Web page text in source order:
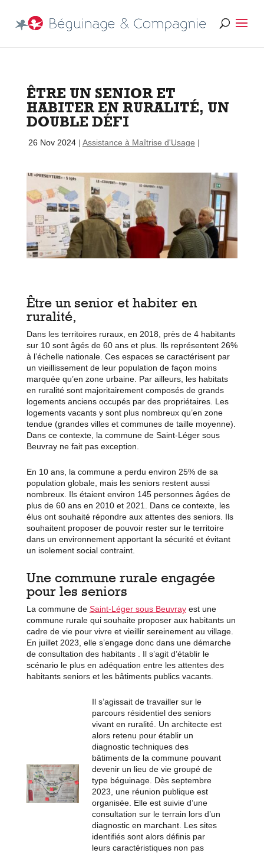
ÊTRE UN SENIOR ET
HABITER EN RURALITÉ, UN
DOUBLE DÉFI
26 Nov 2024| Assistance à Maîtrise d'Usage |
Être un senior et habiter en
ruralité,
Dans les territoires ruraux, en 2018, près de 4 habitants
sur 10 sont âgés de 60 ans et plus. Ils représentent 26%
à l’échelle nationale. Ces espaces se caractérisent par
un vieillissement de leur population de façon moins
marquée qu’en zone urbaine. Par ailleurs, les habitats
en ruralité sont majoritairement composés de grands
logements anciens occupés par des propriétaires. Les
logements vacants y sont plus nombreux qu’en zone
tendue (grandes villes et communes de taille moyenne).
Dans ce contexte, la commune de Saint-Léger sous
Beuvray ne fait pas exception.
En 10 ans, la commune a perdu environ 25% de sa
population globale, mais les seniors restent aussi
nombreux. Ils étaient environ 145 personnes âgées de
plus de 60 ans en 2010 et 2021. Dans ce contexte, les
élus ont souhaité répondre aux attentes des seniors. Ils
souhaitent proposer de pouvoir rester sur le territoire
dans un environnement apportant la sécurité et évitant
un isolement social contraint.
Une commune rurale engagée
pour les seniors
La commune de Saint-Léger sous Beuvrayest une
commune rurale qui souhaite proposer aux habitants un
cadre de vie pour vivre et vieillir sereinement au village.
En juillet 2023, elle s’engage donc dans une démarche
de consultation des habitants . Il s’agit d’établir le
scénario le plus en adéquation entre les attentes des
habitants seniors et les bâtiments publics vacants.
Il s’agissait de travailler sur le
parcours résidentiel des seniors
vivant en ruralité. Un architecte est
alors retenu pour établir un
diagnostic techniques des
bâtiments de la commune pouvant
devenir un lieu de vie groupé de
type béguinage. Dès septembre
2023, une réunion publique est
organisée. Elle est suivie d’une
consultation sur le terrain lors d’un
diagnostic en marchant. Les sites
identifiés sont alors définis par
leurs caractéristiques non pas